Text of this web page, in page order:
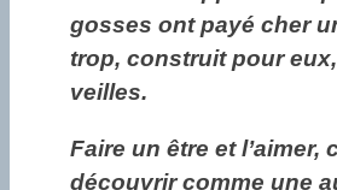
gosses ont payé cher
trop, construit pour
veilles.
Faire un être et l’aimer,
découvrir comme une